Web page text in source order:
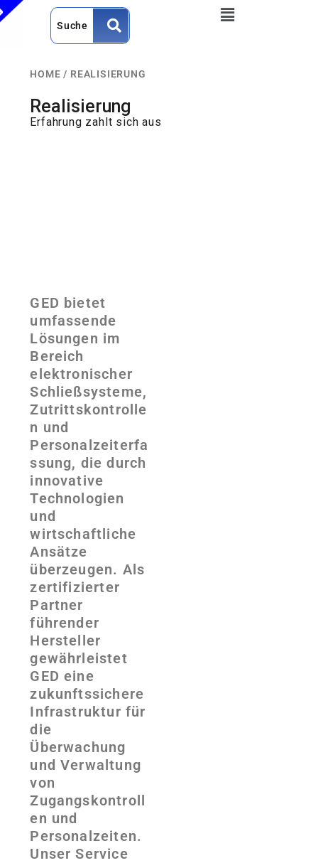
HOME / REALISIERUNG
Realisierung
Erfahrung zahlt sich aus
GED bietet
umfassende
Lösungen im
Bereich
elektronischer
Schließsysteme,
Zutrittskontrolle
n und
Personalzeiterfa
ssung, die durch
innovative
Technologien
und
wirtschaftliche
Ansätze
überzeugen. Als
zertifizierter
Partner
führender
Hersteller
gewährleistet
GED eine
zukunftssichere
Infrastruktur für
die
Überwachung
und Verwaltung
von
Zugangskontroll
en und
Personalzeiten.
Unser Service